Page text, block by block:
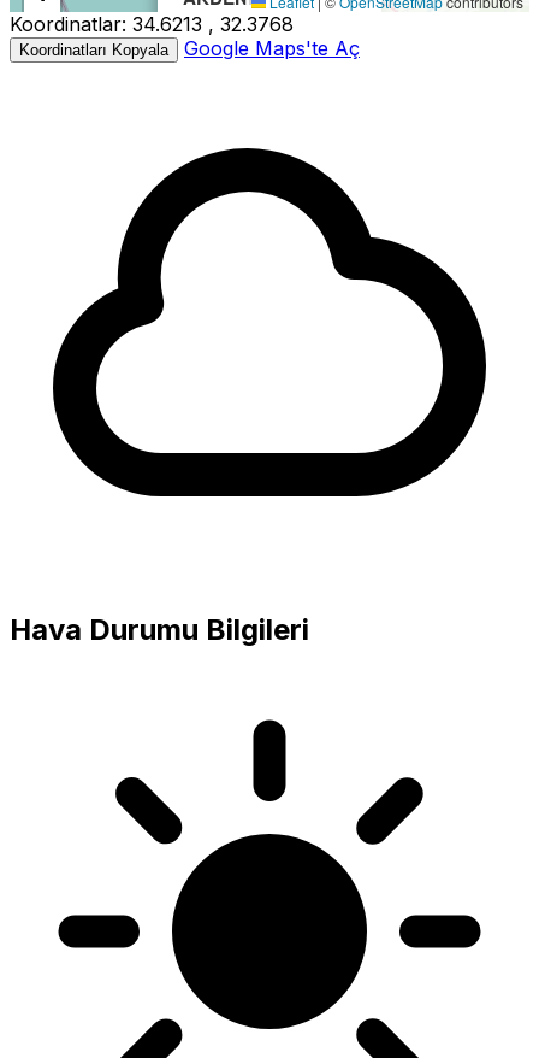
Büyüklük:3.3M
Derinlik:4.20km
−
Koordinatlar: 34.6213 , 32.3768
Koordinatları Kopyala Google Maps'te Aç
Hava Durumu Bilgileri